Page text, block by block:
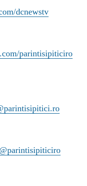
dcnewstv
parintisipiticiro